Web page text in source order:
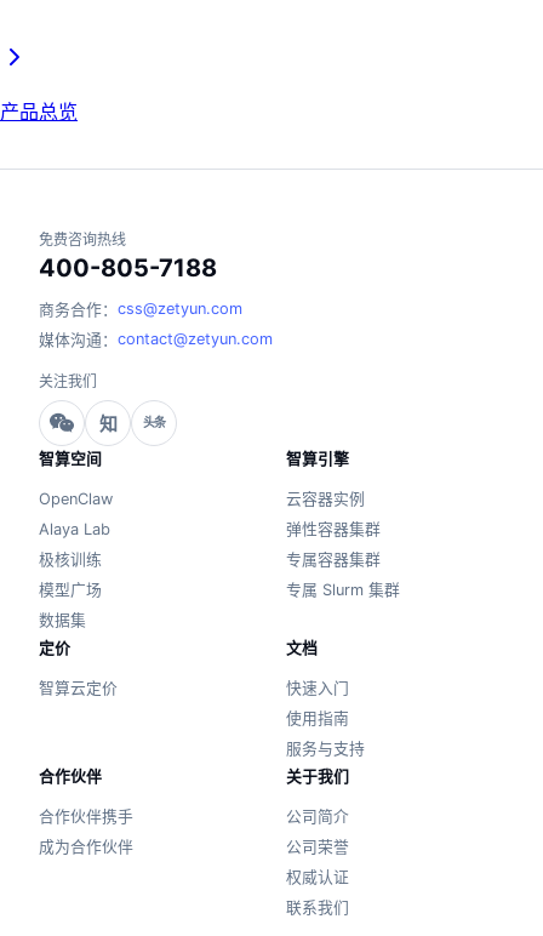
产品总览
免费咨询热线
400-805-7188
商务合作： css@zetyun.com
媒体沟通： contact@zetyun.com
关注我们
知 头条
智算空间
OpenClaw
Alaya Lab
极核训练
模型广场
数据集
智算引擎
云容器实例
弹性容器集群
专属容器集群
专属 Slurm 集群
定价
智算云定价
文档
快速入门
使用指南
服务与支持
合作伙伴
合作伙伴携手
成为合作伙伴
关于我们
公司简介
公司荣誉
权威认证
联系我们